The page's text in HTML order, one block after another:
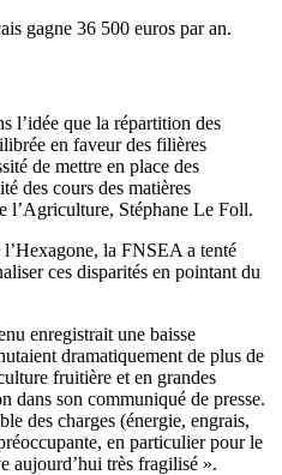
gagne 36 500 euros par an.
l’idée que la répartition des
en faveur des filières
de mettre en place des
des cours des matières
l’Agriculture, Stéphane Le Foll.
la FNSEA a tenté
ces disparités en pointant du
enregistrait une baisse
dramatiquement de plus de
fruitière et en grandes
dans son communiqué de presse.
des charges (énergie, engrais,
en particulier pour le
aujourd’hui très fragilisé ».